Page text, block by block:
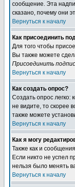
сообщение. Эта
сказано, почему они
Вернуться к началу
Как присоединить
Для того чтобы
Вы также можете
Присоединить
Вернуться к началу
Как создать опрос?
Создать опрос легко:
не видите, то скорее
также можете
Вернуться к началу
Как я могу
Также как и
Если никто не успел
нельзя было менять
Вернуться к началу